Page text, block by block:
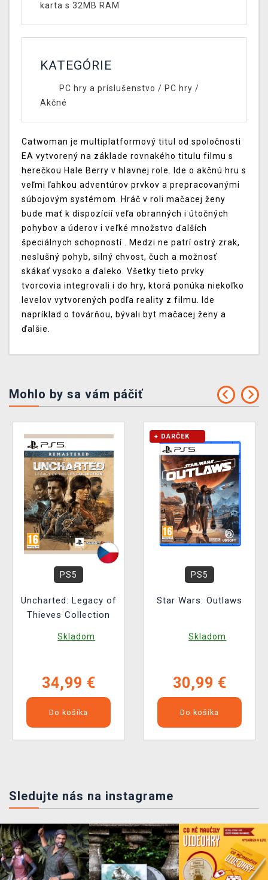
karta s 32MB RAM
KATEGÓRIE
PC hry a príslušenstvo / PC hry /
Akčné
Catwoman je multiplatformový titul od spoločnosti
EA vytvorený na základe rovnakého titulu filmu s
herečkou Hale Berry v hlavnej role. Ide o akčnú hru s
veľmi ľahkou adventúrov prvkov a prepracovanými
súbojovým systémom. Hráč v roli mačacej ženy
bude mať k dispozícií veľa obranných i útočných
pohybov a úderov i veľké množstvo ďalších
špeciálnych schopností . Medzi ne patrí ostrý zrak,
neslušný pohyb, silný chvost, čuch a možnosť
skákať vysoko a ďaleko. Všetky tieto prvky
tvorcovia integrovali i do hry, ktorá ponúka niekoľko
levelov vytvorených podľa reality z filmu. Ide
napríklad o továrňou, bývali byt mačacej ženy a
ďalšie.
Mohlo by sa vám páčiť
PS5
Uncharted: Legacy of
Thieves Collection
Skladom
34,99 €
Do košíka
+ DARČEK
PS5
Star Wars: Outlaws
Skladom
30,99 €
Do košíka
Sledujte nás na instagrame